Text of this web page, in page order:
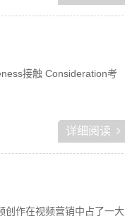
接触 Consideration考
详细阅读
创作在视频营销中占了一大